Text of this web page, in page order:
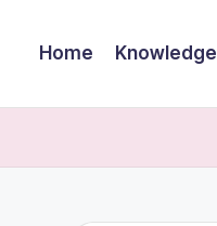
Home Knowledge